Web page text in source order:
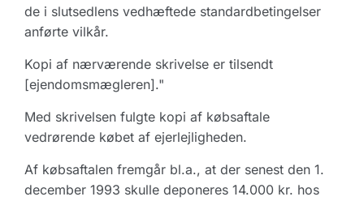
de i slutsedlens vedhæftede standardbetingelser
anførte vilkår.
Kopi af nærværende skrivelse er tilsendt
[ejendomsmægleren]."
Med skrivelsen fulgte kopi af købsaftale
vedrørende købet af ejerlejligheden.
Af købsaftalen fremgår bl.a., at der senest den 1.
december 1993 skulle deponeres 14.000 kr. hos